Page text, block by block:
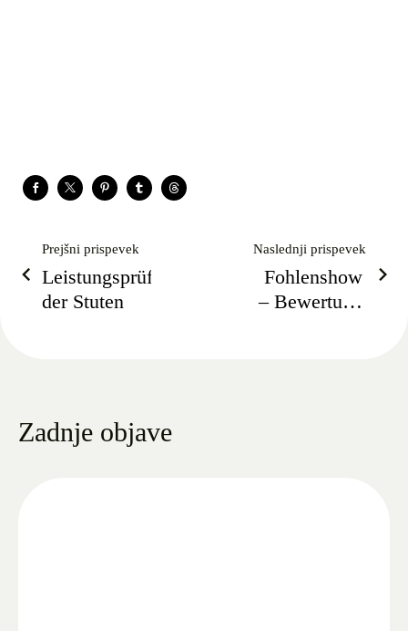
Prejšni prispevek
Leistungsprüfung
der Stuten
Naslednji prispevek
Fohlenshow
– Bewertung
Zadnje objave